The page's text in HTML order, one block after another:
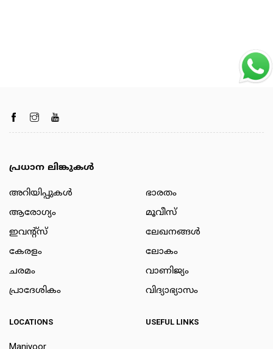
പ്രധാന ലിങ്കുകൾ
അറിയിപ്പുകള്‍
ആരോഗ്യം
ഇവന്റ്സ്
കേരളം
ചരമം
പ്രാദേശികം
ഭാരതം
മൂവീസ്
ലേഖനങ്ങള്‍
ലോകം
വാണിജ്യം
വിദ്യാഭ്യാസം
LOCATIONS
Maniyoor
USEFUL LINKS